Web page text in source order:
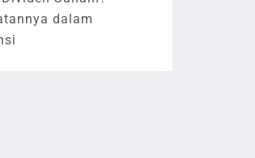
dalam